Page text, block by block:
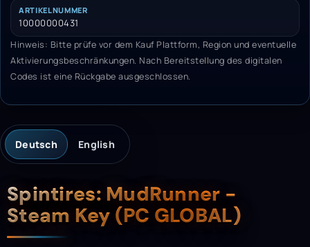
ARTIKELNUMMER
10000000431
Hinweis: Bitte prüfe vor dem Kauf Plattform, Region und eventuelle
Aktivierungsbeschränkungen. Nach Bereitstellung des digitalen
Codes ist eine Rückgabe ausgeschlossen.
Deutsch English
Beschreibung
Spintires: MudRunner -
Steam Key (PC GLOBAL)